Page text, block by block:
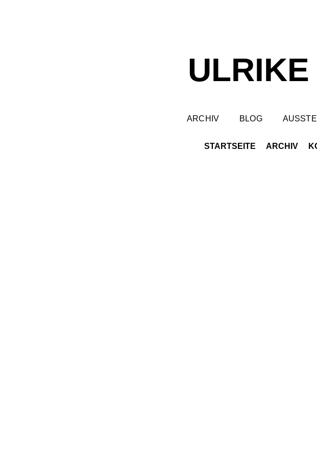
ARCHIV BLOG
STARTSEITE ARCHIV